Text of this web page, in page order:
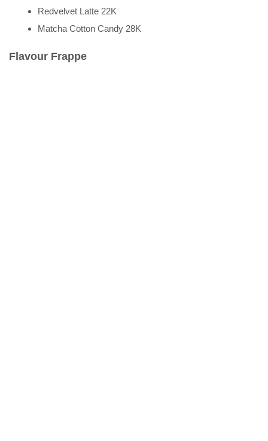
Redvelvet Latte 22K
Matcha Cotton Candy 28K
Flavour Frappe